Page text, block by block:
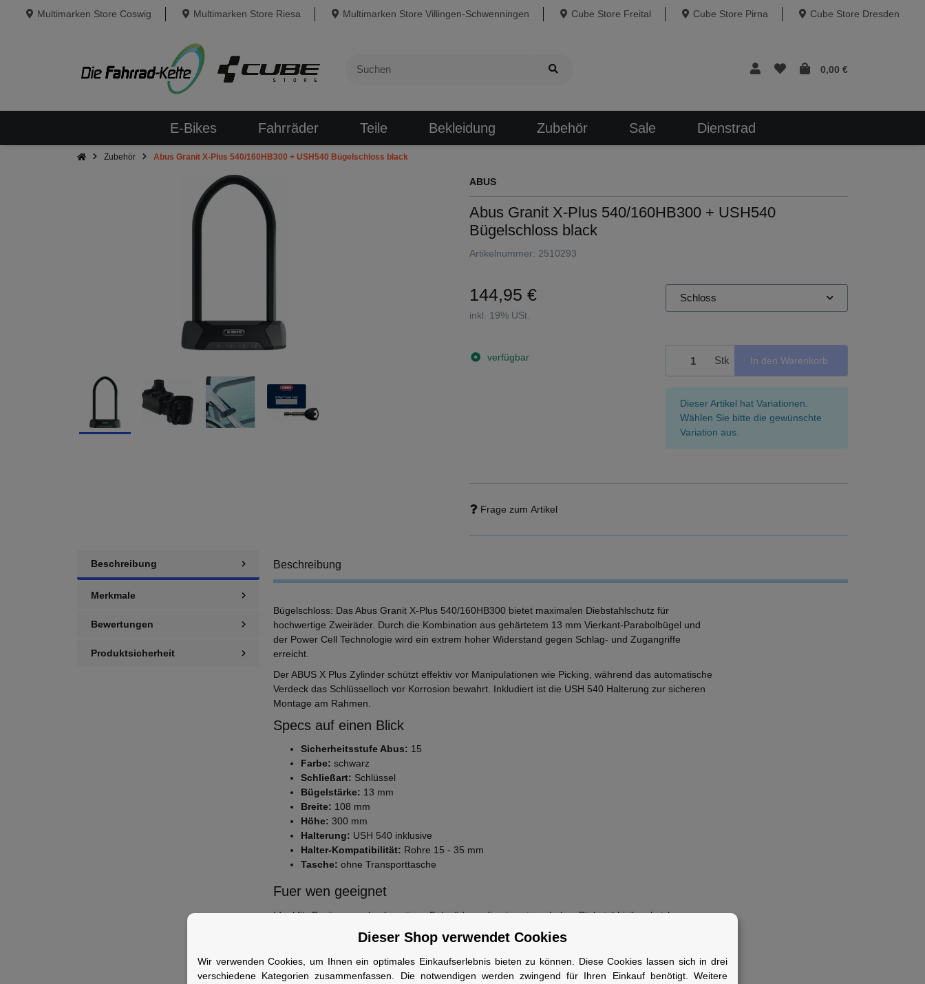
Multimarken Store Coswig Multimarken Store Riesa Multimarken Store Villingen-Schwenningen Cube Store Freital Cube Store Pirna Cube Store Dresden
0,00 €
E-Bikes Fahrräder Teile Bekleidung Zubehör Sale Dienstrad
Zubehör Abus Granit X-Plus 540/160HB300 + USH540 Bügelschloss black
ABUS
Abus Granit X-Plus 540/160HB300 + USH540
Bügelschloss black
Artikelnummer: 2510293
144,95 €
inkl. 19% USt.
verfügbar
Schloss
Stk In den Warenkorb
x
Dieser Artikel hat Variationen.
Wählen Sie bitte die gewünschte
Variation aus.
Frage zum Artikel
Beschreibung
Merkmale
Bewertungen
Produktsicherheit
Beschreibung
Bügelschloss: Das Abus Granit X-Plus 540/160HB300 bietet maximalen Diebstahlschutz für
hochwertige Zweiräder. Durch die Kombination aus gehärtetem 13 mm Vierkant-Parabolbügel und
der Power Cell Technologie wird ein extrem hoher Widerstand gegen Schlag- und Zugangriffe
erreicht.
Der ABUS X Plus Zylinder schützt effektiv vor Manipulationen wie Picking, während das automatische
Verdeck das Schlüsselloch vor Korrosion bewahrt. Inkludiert ist die USH 540 Halterung zur sicheren
Montage am Rahmen.
Specs auf einen Blick
Sicherheitsstufe Abus: 15
Farbe: schwarz
Schließart: Schlüssel
Bügelstärke: 13 mm
Breite: 108 mm
Höhe: 300 mm
Halterung: USH 540 inklusive
Halter-Kompatibilität: Rohre 15 - 35 mm
Tasche: ohne Transporttasche
Fuer wen geeignet
Ideal für Besitzer von hochwertigen Fahrrädern, die ein extrem hohes Diebstahlrisiko absichern
Dieser Shop verwendet Cookies
Wir verwenden Cookies, um Ihnen ein optimales Einkaufserlebnis bieten zu können. Diese Cookies lassen sich in drei
verschiedene Kategorien zusammenfassen. Die notwendigen werden zwingend für Ihren Einkauf benötigt. Weitere